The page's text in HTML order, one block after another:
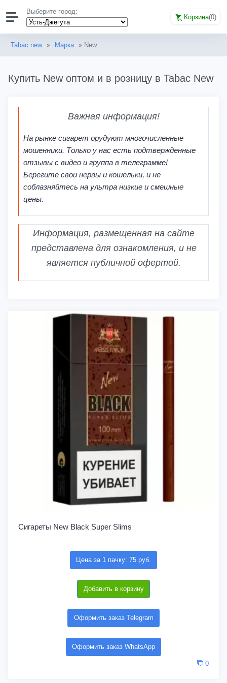
Выберите город:
Корзина(0)
Tabac new » Марка » New
Купить New оптом и в розницу в Tabac New
Важная информация!
На рынке сигарет орудуют многочисленные
мошенники. Только у нас есть подтвержденные
отзывы с видео и группа в телеграмме!
Берегите свои нервы и кошельки, и не
соблазняйтесь на ультра низкие и смешные
цены.
Информация, размещенная на сайте
представлена для ознакомления, и не
является публичной офертой.
Сигареты New Black Super Slims
Цена за 1 пачку: 75 руб.
Добавить в корзину
Оформить заказ Telegram
Оформить заказ WhatsApp
0